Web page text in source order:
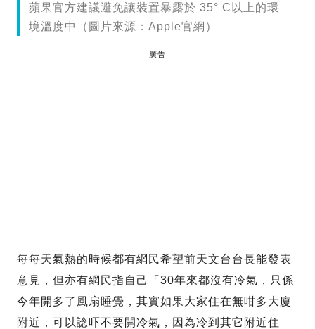
蘋果官方建議避免讓裝置暴露於 35° C以上的環
境溫度中（圖片來源：Apple官網）
廣告
每每天氣熱的時候都有網民希望前天文台台長能發表
意見，但亦有網民指自己「30年來都沒有冷氣，只係
今年開多了風扇睡覺，其實如果大家住在無咁多大廈
附近，可以諗吓不要開冷氣，因為冷到其它附近住